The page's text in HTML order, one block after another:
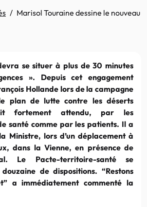
Marisol Touraine dessine le nouveau
se situer à plus de 30 minutes
». Depuis cet engagement
Hollande lors de la campagne
plan de lutte contre les déserts
fortement attendu, par les
santé comme par les patients. Il a
Ministre, lors d’un déplacement à
dans la Vienne, en présence de
Le Pacte-territoire-santé se
douzaine de dispositions. “Restons
a immédiatement commenté la